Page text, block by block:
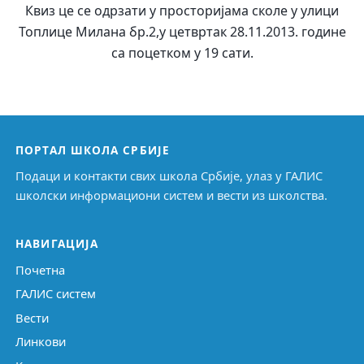
Квиз це се одрзати у просторијама сколе у улици
Топлице Милана бр.2,у цетвртак 28.11.2013. године
са поцетком у 19 сати.
ПОРТАЛ ШКОЛА СРБИЈЕ
Подаци и контакти свих школа Србије, улаз у ГАЛИС
школски информациони систем и вести из школства.
НАВИГАЦИЈА
Почетна
ГАЛИС систем
Вести
Линкови